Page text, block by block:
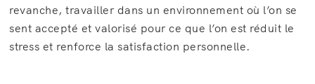
revanche, travailler dans un environnement où l’on se
sent accepté et valorisé pour ce que l’on est réduit le
stress et renforce la satisfaction personnelle.